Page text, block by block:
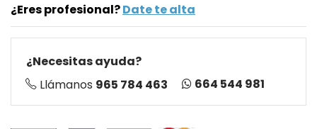
¿Eres profesional?Date te alta
¿Necesitas ayuda?
Llámanos 965 784 463 664 544 981